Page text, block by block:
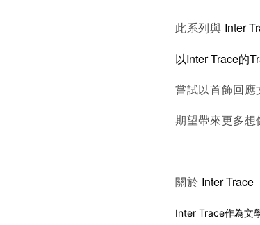
此系列與 Inter
以Inter Trace的
嘗試以首飾回應
期望帶來更多想
關於 Inter Trace
Inter Trace作為文